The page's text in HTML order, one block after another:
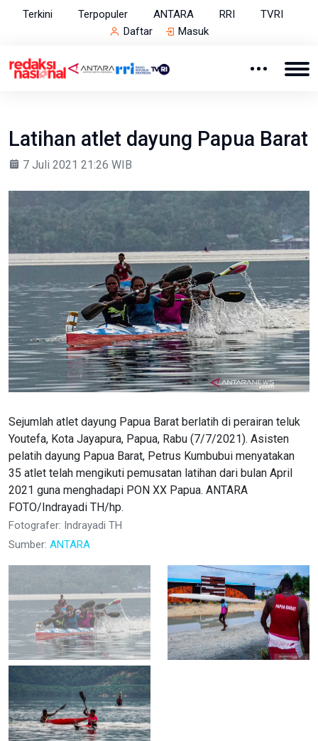
Terkini Terpopuler ANTARA RRI
TVRI
Daftar
Masuk
Latihan atlet dayung Papua Barat
7 Juli 2021 21:26 WIB
Sejumlah atlet dayung Papua Barat berlatih di perairan teluk
Youtefa, Kota Jayapura, Papua, Rabu (7/7/2021). Asisten
pelatih dayung Papua Barat, Petrus Kumbubui menyatakan
35 atlet telah mengikuti pemusatan latihan dari bulan April
2021 guna menghadapi PON XX Papua. ANTARA
FOTO/Indrayadi TH/hp.
Fotografer: Indrayadi TH
Sumber: ANTARA